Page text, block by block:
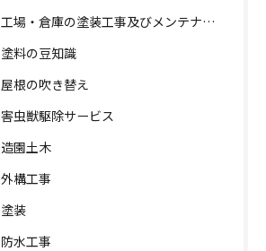
工場・倉庫の塗装工事及びメンテナンス
塗料の豆知識
屋根の吹き替え
害虫獣駆除サービス
造園土木
外構工事
塗装
防水工事